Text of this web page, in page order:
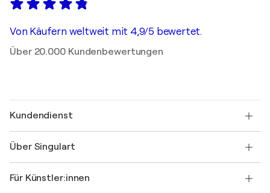
Von Käufern weltweit mit 4,9/5 bewertet.
Über 20.000 Kundenbewertungen
Kundendienst
Versand
Einen Gutschein verschenken
Über Singulart
FAQ
Für Künstler:innen